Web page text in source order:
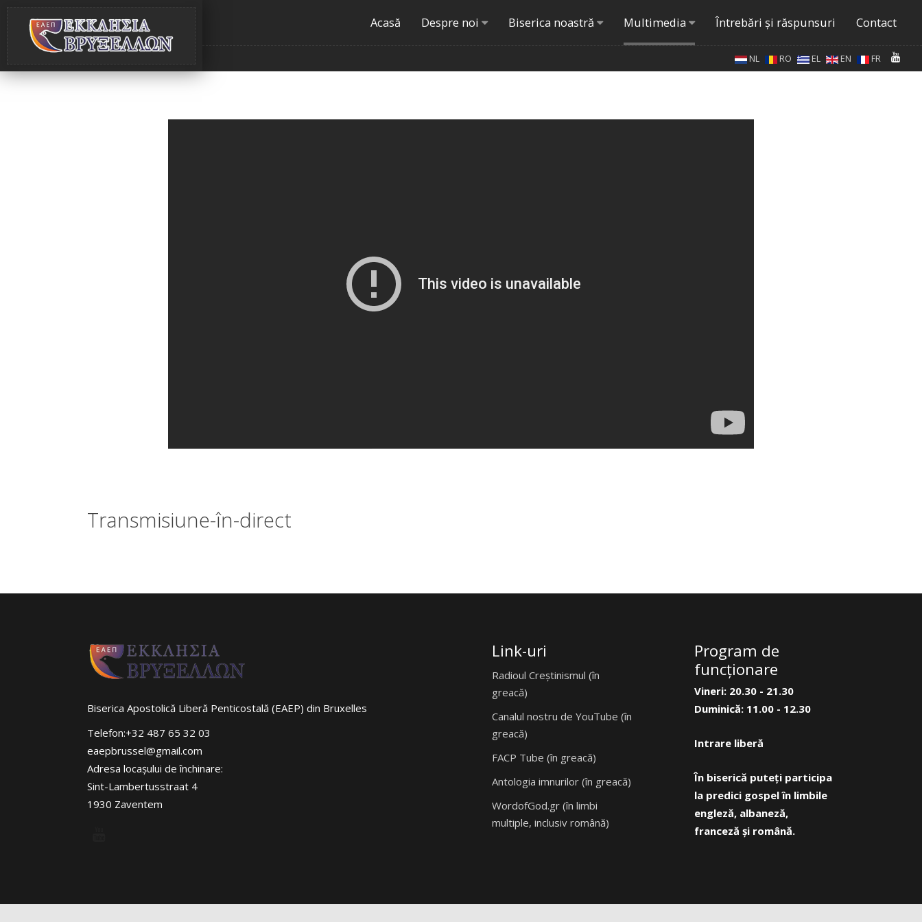
Acasă Despre noi Biserica noastră Multimedia Întrebări şi răspunsuri Contact
NL RO EL EN FR
Transmisiune-în-direct
Biserica Apostolică Liberă Penticostală (EAEP) din Bruxelles
Telefon:+32 487 65 32 03
eaepbrussel@gmail.com
Adresa locaşului de închinare:
Sint-Lambertusstraat 4
1930 Zaventem
Link-uri
Radioul Creștinismul (în
greacă)
Canalul nostru de YouTube (în
greacă)
FACP Tube (în greacă)
Antologia imnurilor (în greacă)
WordofGod.gr (în limbi
multiple, inclusiv română)
Program de
funcţionare
Vineri: 20.30 - 21.30
Duminică: 11.00 - 12.30
Intrare liberă
În biserică puteți participa
la predici gospel în limbile
engleză, albaneză,
franceză și română.